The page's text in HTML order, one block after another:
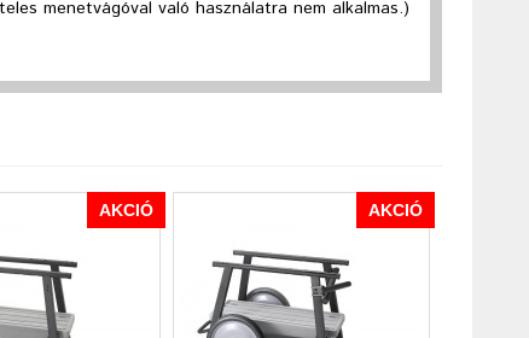
menetvágóval való használatra nem alkalmas.)
AKCIÓ AKCIÓ